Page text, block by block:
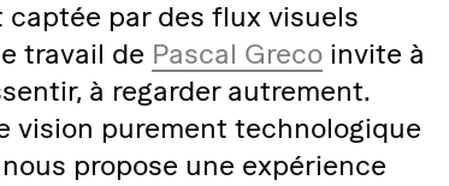
par des flux visuels
travail de Pascal Grecoinvite à
à regarder autrement.
vision purement technologique
nous propose une expérience